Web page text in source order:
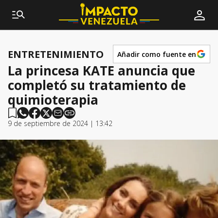
ENTRETENIMIENTO Añadir como fuente en
La princesa KATE anuncia que
completó su tratamiento de
quimioterapia
9 de septiembre de 2024 | 13:42